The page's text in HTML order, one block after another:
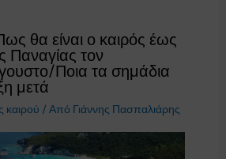
θα είναι ο καιρός έως
Παναγίας τον
Ποια τα σημάδια
μετά
καιρού / Από Γιάννης Πασπαλιάρης